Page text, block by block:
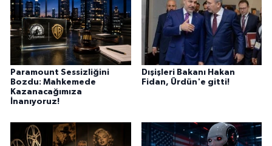
Paramount Sessizliğini
Bozdu: Mahkemede
Kazanacağımıza
İnanıyoruz!
Dışişleri Bakanı Hakan
Fidan, Ürdün'e gitti!